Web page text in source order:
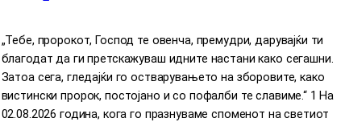
„Тебе, пророкот, Господ те овенча, премудри, дарувајќи ти
благодат да ги претскажуваш идните настани како сегашни.
Затоа сега, гледајќи го остварувањето на зборовите, како
вистински пророк, постојано и со пофалби те славиме.“ 1 На
02.08.2026 година, кога го празнуваме споменот на светиот